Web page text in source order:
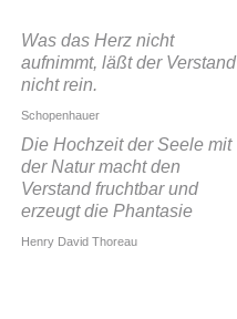
Was das Herz nicht
aufnimmt, läßt der Verstand
nicht rein.
Schopenhauer
Die Hochzeit der Seele mit
der Natur macht den
Verstand fruchtbar und
erzeugt die Phantasie
Henry David Thoreau